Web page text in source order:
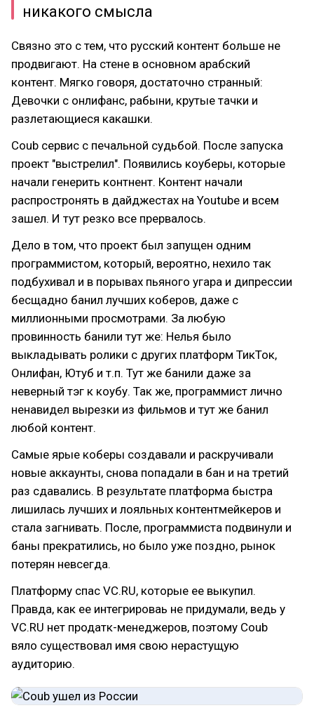
никакого смысла
Связно это с тем, что русский контент больше не
продвигают. На стене в основном арабский
контент. Мягко говоря, достаточно странный:
Девочки с онлифанс, рабыни, крутые тачки и
разлетающиеся какашки.
Coub сервис с печальной судьбой. После запуска
проект "выстрелил". Появились коуберы, которые
начали генерить контнент. Контент начали
распростронять в дайджестах на Youtube и всем
зашел. И тут резко все прервалось.
Дело в том, что проект был запущен одним
программистом, который, вероятно, нехило так
подбухивал и в порывах пьяного угара и дипрессии
бесщадно банил лучших коберов, даже с
миллионными просмотрами. За любую
провинность банили тут же: Нелья было
выкладывать ролики с других платформ ТикТок,
Онлифан, Ютуб и т.п. Тут же банили даже за
неверный тэг к коубу. Так же, программист лично
ненавидел вырезки из фильмов и тут же банил
любой контент.
Самые ярые коберы создавали и раскручивали
новые аккаунты, снова попадали в бан и на третий
раз сдавались. В результате платформа быстра
лишилась лучших и лояльных контентмейкеров и
стала загнивать. После, программиста подвинули и
баны прекратились, но было уже поздно, рынок
потерян невсегда.
Платформу спас VC.RU, которые ее выкупил.
Правда, как ее интегрироваь не придумали, ведь у
VC.RU нет продатк-менеджеров, поэтому Coub
вяло существовал имя свою нерастущую
аудиторию.